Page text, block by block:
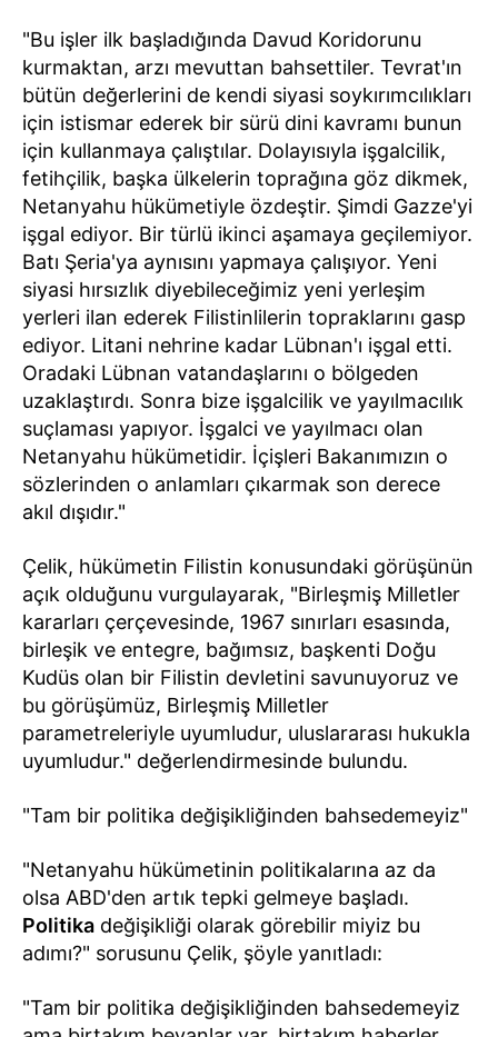
"Bu işler ilk başladığında Davud Koridorunu
kurmaktan, arzı mevuttan bahsettiler. Tevrat'ın
bütün değerlerini de kendi siyasi soykırımcılıkları
için istismar ederek bir sürü dini kavramı bunun
için kullanmaya çalıştılar. Dolayısıyla işgalcilik,
fetihçilik, başka ülkelerin toprağına göz dikmek,
Netanyahu hükümetiyle özdeştir. Şimdi Gazze'yi
işgal ediyor. Bir türlü ikinci aşamaya geçilemiyor.
Batı Şeria'ya aynısını yapmaya çalışıyor. Yeni
siyasi hırsızlık diyebileceğimiz yeni yerleşim
yerleri ilan ederek Filistinlilerin topraklarını gasp
ediyor. Litani nehrine kadar Lübnan'ı işgal etti.
Oradaki Lübnan vatandaşlarını o bölgeden
uzaklaştırdı. Sonra bize işgalcilik ve yayılmacılık
suçlaması yapıyor. İşgalci ve yayılmacı olan
Netanyahu hükümetidir. İçişleri Bakanımızın o
sözlerinden o anlamları çıkarmak son derece
akıl dışıdır."
Çelik, hükümetin Filistin konusundaki görüşünün
açık olduğunu vurgulayarak, "Birleşmiş Milletler
kararları çerçevesinde, 1967 sınırları esasında,
birleşik ve entegre, bağımsız, başkenti Doğu
Kudüs olan bir Filistin devletini savunuyoruz ve
bu görüşümüz, Birleşmiş Milletler
parametreleriyle uyumludur, uluslararası hukukla
uyumludur." değerlendirmesinde bulundu.
"Tam bir politika değişikliğinden bahsedemeyiz"
"Netanyahu hükümetinin politikalarına az da
olsa ABD'den artık tepki gelmeye başladı.
Politika değişikliği olarak görebilir miyiz bu
adımı?" sorusunu Çelik, şöyle yanıtladı:
"Tam bir politika değişikliğinden bahsedemeyiz